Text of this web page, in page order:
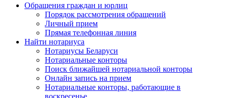
Обращения граждан и юрлиц
Порядок рассмотрения обращений
Личный прием
Прямая телефонная линия
Найти нотариуса
Нотариусы Беларуси
Нотариальные конторы
Поиск ближайшей нотариальной конторы
Онлайн запись на прием
Нотариальные конторы, работающие в
воскресенье